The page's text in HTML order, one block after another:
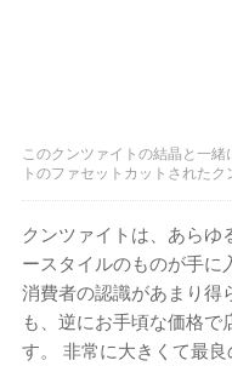
このクンツァイトの結晶と一
トのファセットカットされた
クンツァイトは、あらゆ
ースタイルのものが手に
消費者の認識があまり得
も、逆にお手頃な価格で
す。 非常に大きくて最